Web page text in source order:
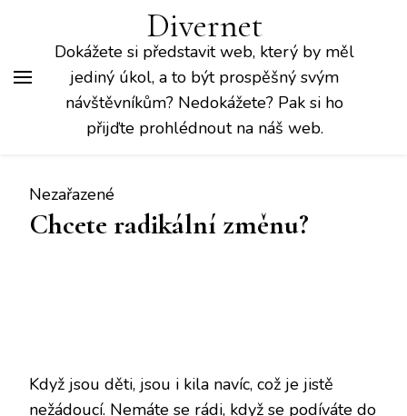
Divernet
Dokážete si představit web, který by měl
jediný úkol, a to být prospěšný svým
návštěvníkům? Nedokážete? Pak si ho
přijďte prohlédnout na náš web.
Nezařazené
Chcete radikální změnu?
Když jsou děti, jsou i kila navíc, což je jistě
nežádoucí. Nemáte se rádi, když se podíváte do